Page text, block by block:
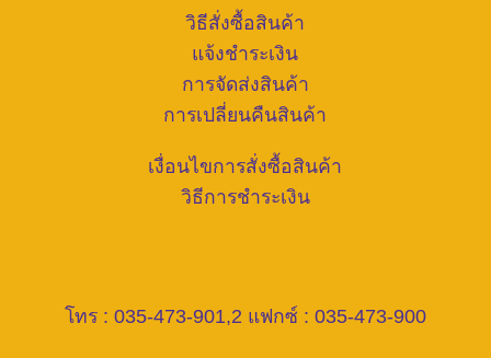
วิธีสั่งซื้อสินค้า
แจ้งชำระเงิน
การจัดส่งสินค้า
การเปลี่ยนคืนสินค้า
เงื่อนไขการสั่งซื้อสินค้า
วิธีการชำระเงิน
โทร : 035-473-901,2 แฟกซ์ : 035-473-900